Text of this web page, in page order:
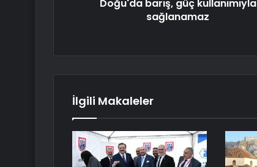
Doğu'da barış, güç kullanımıyla
sağlanamaz
İlgili Makaleler